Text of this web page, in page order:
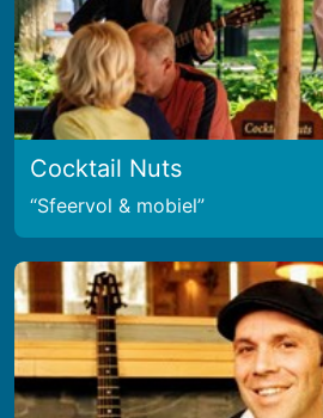
Cocktail Nuts
Sfeervol & mobiel